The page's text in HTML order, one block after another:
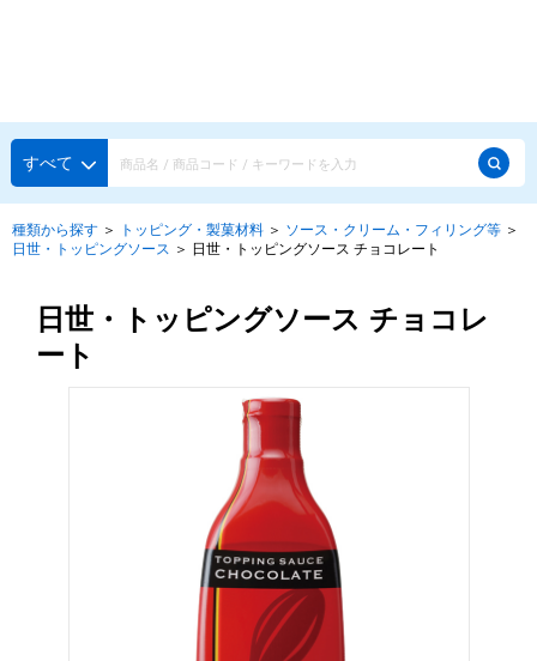
種類から探す
かき氷専用シロップ
スタンダードシロップ
蜜・シロップ
いろいろ使える汎用シロップ
ハーブシロップ
ガムシロップ
練乳・コンデンスミルク あずき・餡
探す
用途で選ぶ
すべて
種類から探す ＞ トッピング・製菓材料 ＞ ソース・クリーム・フィリング等 ＞
日世・トッピングソース ＞ 日世・トッピングソース チョコレート
日世・トッピングソース チョコレ
ート